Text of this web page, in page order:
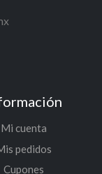
Mi cuenta
pedidos
Cupones